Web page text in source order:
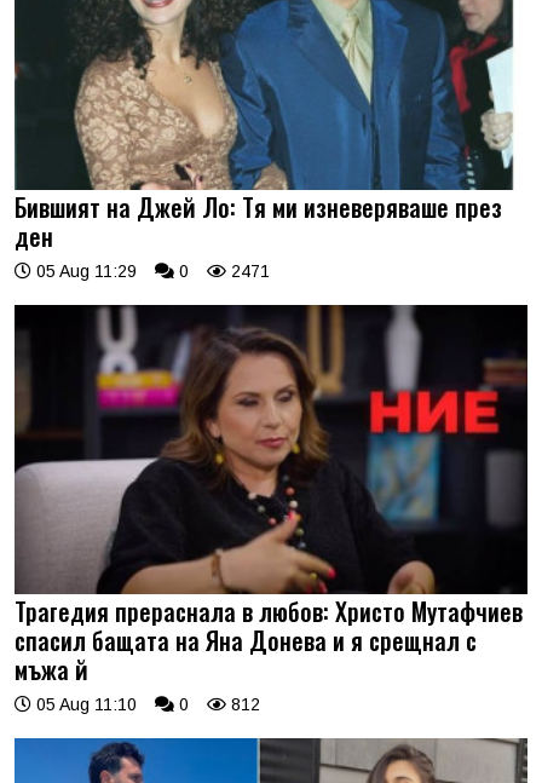
Бившият на Джей Ло: Тя ми изневеряваше през
ден
05 Aug 11:29 0 2471
Трагедия прераснала в любов: Христо Мутафчиев
спасил бащата на Яна Донева и я срещнал с
мъжа й
05 Aug 11:10 0 812